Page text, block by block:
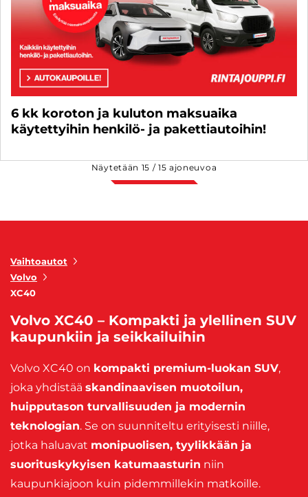
6 kk koroton ja kuluton maksuaika
käytettyihin henkilö- ja pakettiautoihin!
Näytetään 15 /15 ajoneuvoa
Vaihtoautot
Volvo
XC40
Volvo XC40 – Kompakti ja ylellinen SUV
kaupunkiin ja seikkailuihin
Volvo XC40 on kompakti premium-luokan SUV,
joka yhdistää skandinaavisen muotoilun,
huipputason turvallisuuden ja modernin
teknologian. Se on suunniteltu erityisesti niille,
jotka haluavat monipuolisen, tyylikkään ja
suorituskykyisen katumaasturin niin
kaupunkiajoon kuin pidemmillekin matkoille.